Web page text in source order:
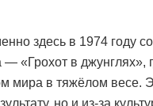
здесь в 1974 году
— «Грохот в
мира в тяжёлом весе.
но и из-за